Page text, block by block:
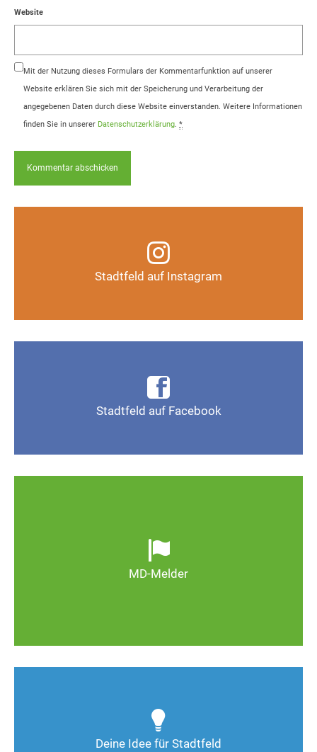
Website
Mit der Nutzung dieses Formulars der Kommentarfunktion auf unserer
Website erklären Sie sich mit der Speicherung und Verarbeitung der
angegebenen Daten durch diese Website einverstanden. Weitere Informationen
finden Sie in unserer Datenschutzerklärung. *
Stadtfeld auf Instagram
Instagram-Kanal
Auf Instagram folgen
Stadtfeld auf Facebook
Seite Magdeburg-Stadtfeld
MD-Melder
wild entsorgter Müll. Melden Sie Mängel, damit
Magdeburg schöner und lebenswerter wird.
Deine Idee für Stadtfeld
Deine Ideen sind gefragt!